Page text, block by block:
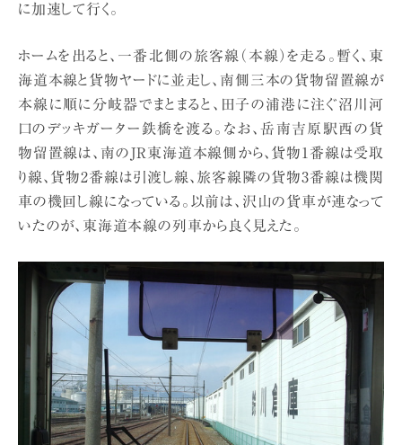
に加速して行く。
ホームを出ると、一番北側の旅客線（本線）を走る。暫く、東
海道本線と貨物ヤードに並走し、南側三本の貨物留置線が
本線に順に分岐器でまとまると、田子の浦港に注ぐ沼川河
口のデッキガーター鉄橋を渡る。なお、岳南吉原駅西の貨
物留置線は、南のJR東海道本線側から、貨物1番線は受取
り線、貨物2番線は引渡し線、旅客線隣の貨物3番線は機関
車の機回し線になっている。以前は、沢山の貨車が連なって
いたのが、東海道本線の列車から良く見えた。